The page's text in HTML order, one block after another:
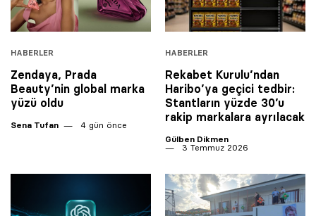
HABERLER
Zendaya, Prada
Beauty’nin global marka
yüzü oldu
Sena Tufan 4 gün önce
HABERLER
Rekabet Kurulu’ndan
Haribo’ya geçici tedbir:
Stantların yüzde 30’u
rakip markalara ayrılacak
Gülben Dikmen
3 Temmuz 2026